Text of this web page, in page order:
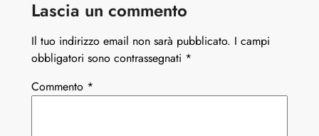
Lascia un commento
Il tuo indirizzo email non sarà pubblicato. I campi
obbligatori sono contrassegnati *
Commento *